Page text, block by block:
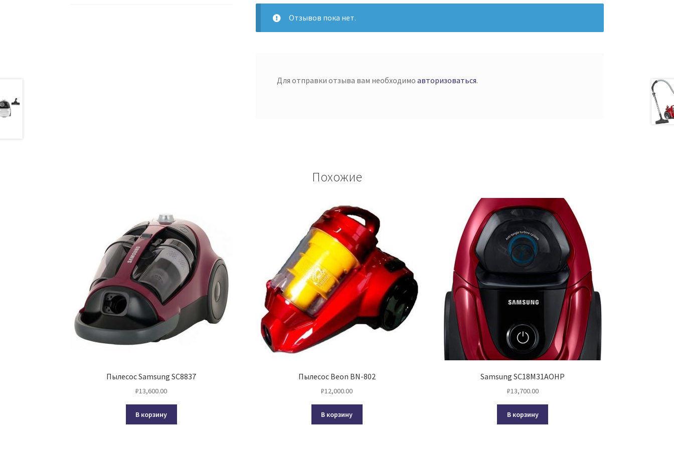
Отзывов пока нет.
Для отправки отзыва вам необходимо авторизоваться.
Похожие
Пылесос Samsung SC8837
₽13,600.00
В корзину
Пылесос Beon BN-802
₽12,000.00
В корзину
Samsung SC18M31АOHP
₽13,700.00
В корзину